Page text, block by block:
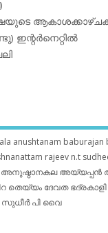
ഇന്റര്‍നെറ്റില്‍
anushtanam baburajan
rajeev n.t
അനുഷ്ഠാനകല അയ്യപ്പന്‍
തെയ്യം ദേവത ഭദ്രകാളി
സുധീര്‍ പി വൈ